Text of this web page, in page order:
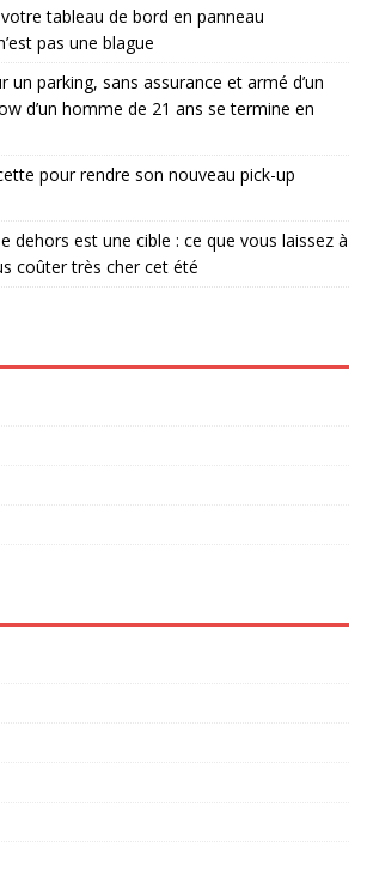
tableau de bord en panneau
pas une blague
un parking, sans assurance et armé d’un
d’un homme de 21 ans se termine en
pour rendre son nouveau pick-up
dehors est une cible : ce que vous laissez à
coûter très cher cet été